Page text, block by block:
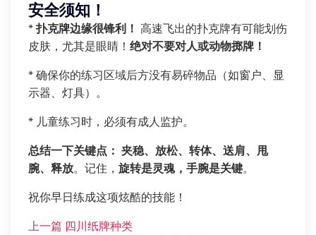
安全须知！
*扑克牌边缘很锋利！ 高速飞出的扑克牌有可能划伤
皮肤，尤其是眼睛！ 绝对不要对人或动物掷牌！
* 确保你的练习区域后方没有易碎物品（如窗户、显
示器、灯具）。
* 儿童练习时，必须有成人监护。
总结一下关键点： 夹稳、放松、转体、送肩、甩
腕、释放。记住， 旋转是灵魂，手腕是关键。
祝你早日练成这项炫酷的技能！
上一篇 四川纸牌种类